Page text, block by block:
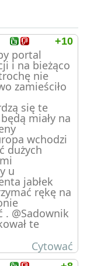
+10
portal
i na bieżąco
nie
zamieściło
się te
miały na
wchodzi
dużych
u
jabłek
rękę na
. @Sadownik
te
Cytować